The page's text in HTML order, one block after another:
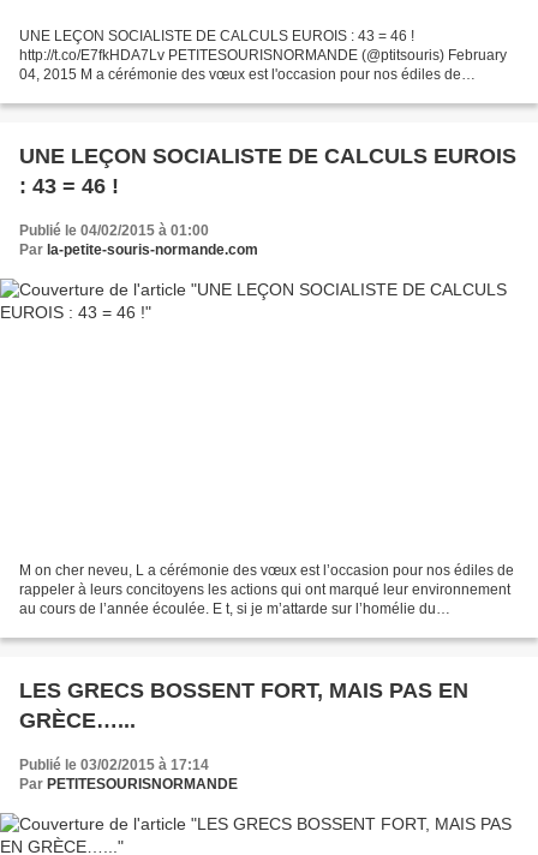
UNE LEÇON SOCIALISTE DE CALCULS EUROIS : 43 = 46 !
http://t.co/E7fkHDA7Lv PETITESOURISNORMANDE (@ptitsouris) February
04, 2015 M a cérémonie des vœux est l'occasion pour nos édiles de
environnement...
UNE LEÇON SOCIALISTE DE CALCULS EUROIS
: 43 = 46 !
Publié le 04/02/2015 à 01:00
Par la-petite-souris-normande.com
M on cher neveu, L a cérémonie des vœux est l’occasion pour nos édiles de
rappeler à leurs concitoyens les actions qui ont marqué leur environnement
au cours de l’année écoulée. E t, si je m’attarde sur l’homélie du
LES GRECS BOSSENT FORT, MAIS PAS EN
GRÈCE…...
Publié le 03/02/2015 à 17:14
Par PETITESOURISNORMANDE